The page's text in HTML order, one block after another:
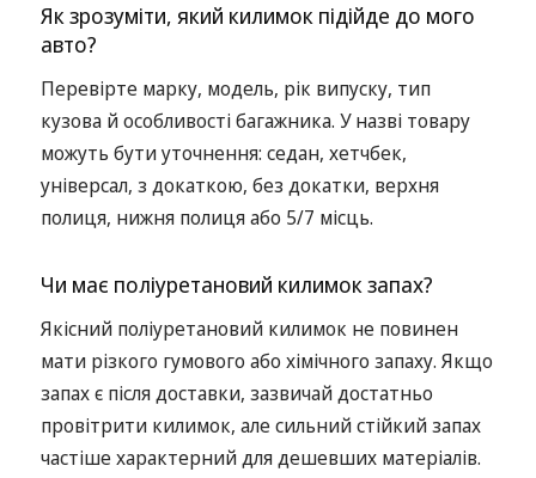
Як зрозуміти, який килимок підійде до мого
авто?
Перевірте марку, модель, рік випуску, тип
кузова й особливості багажника. У назві товару
можуть бути уточнення: седан, хетчбек,
універсал, з докаткою, без докатки, верхня
полиця, нижня полиця або 5/7 місць.
Чи має поліуретановий килимок запах?
Якісний поліуретановий килимок не повинен
мати різкого гумового або хімічного запаху. Якщо
запах є після доставки, зазвичай достатньо
провітрити килимок, але сильний стійкий запах
частіше характерний для дешевших матеріалів.